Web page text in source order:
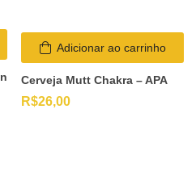
Adicionar ao carrinho
Cerveja Mutt Chakra – APA
R$26,00